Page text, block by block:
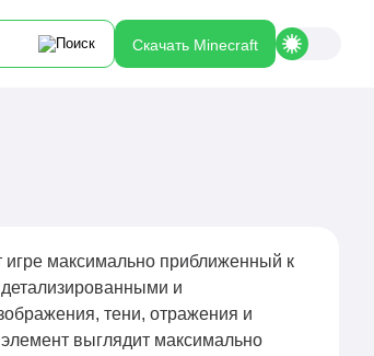
Скачать Minecraft
максимально приближенный к
и
тени, отражения и
выглядит максимально